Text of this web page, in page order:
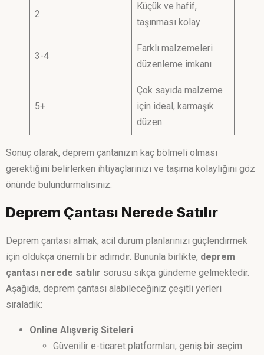
2
Küçük ve hafif,
taşınması kolay
3-4
Farklı malzemeleri
düzenleme imkanı
5+
Çok sayıda malzeme
için ideal, karmaşık
düzen
Sonuç olarak, deprem çantanızın kaç bölmeli olması
gerektiğini belirlerken ihtiyaçlarınızı ve taşıma kolaylığını göz
önünde bulundurmalısınız.
Deprem Çantası Nerede Satılır
Deprem çantası almak, acil durum planlarınızı güçlendirmek
için oldukça önemli bir adımdır. Bununla birlikte, deprem
çantası nerede satılır sorusu sıkça gündeme gelmektedir.
Aşağıda, deprem çantası alabileceğiniz çeşitli yerleri
sıraladık:
Online Alışveriş Siteleri:
Güvenilir e-ticaret platformları, geniş bir seçim